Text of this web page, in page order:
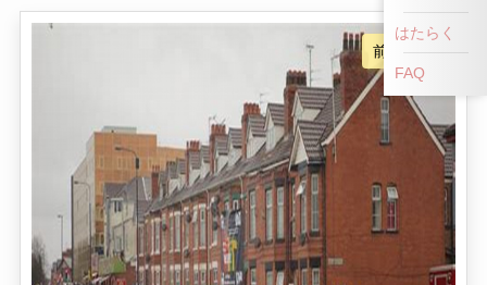
はたらく
FAQ